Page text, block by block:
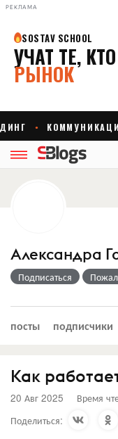
РЕКЛАМА
Александра
Подписаться
посты подписчики
Как
20 Авг 2025 Время
Поделиться: